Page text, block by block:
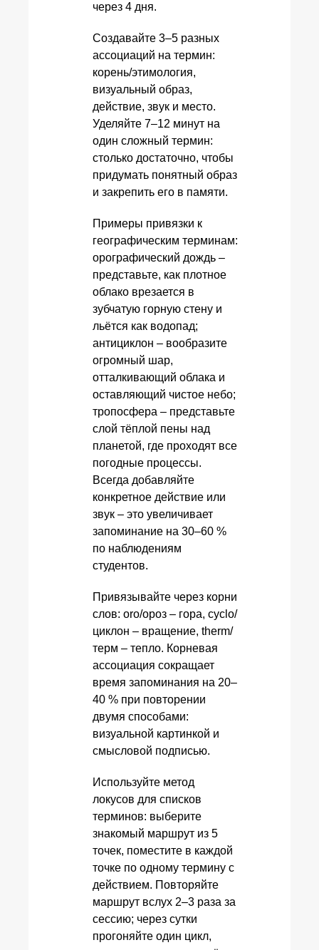
через 4 дня.
Создавайте 3–5 разных
ассоциаций на термин:
корень/этимология,
визуальный образ,
действие, звук и место.
Уделяйте 7–12 минут на
один сложный термин:
столько достаточно, чтобы
придумать понятный образ
и закрепить его в памяти.
Примеры привязки к
географическим терминам:
орографический дождь –
представьте, как плотное
облако врезается в
зубчатую горную стену и
льётся как водопад;
антициклон – вообразите
огромный шар,
отталкивающий облака и
оставляющий чистое небо;
тропосфера – представьте
слой тёплой пены над
планетой, где проходят все
погодные процессы.
Всегда добавляйте
конкретное действие или
звук – это увеличивает
запоминание на 30–60 %
по наблюдениям
студентов.
Привязывайте через корни
слов: oro/ороз – гора, cyclo/
циклон – вращение, therm/
терм – тепло. Корневая
ассоциация сокращает
время запоминания на 20–
40 % при повторении
двумя способами:
визуальной картинкой и
смысловой подписью.
Используйте метод
локусов для списков
терминов: выберите
знакомый маршрут из 5
точек, поместите в каждой
точке по одному термину с
действием. Повторяйте
маршрут вслух 2–3 раза за
сессию; через сутки
прогоняйте один цикл,